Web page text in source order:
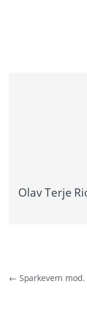
Olav Terje
← Sparkevern